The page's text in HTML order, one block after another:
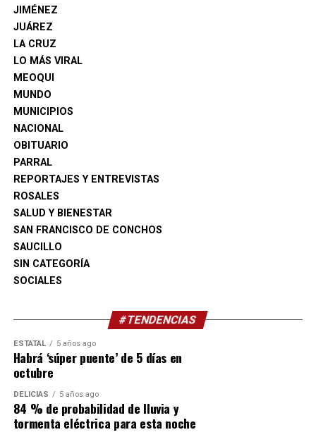
JIMÉNEZ
JUÁREZ
LA CRUZ
LO MÁS VIRAL
MEOQUI
MUNDO
MUNICIPIOS
NACIONAL
OBITUARIO
PARRAL
REPORTAJES Y ENTREVISTAS
ROSALES
SALUD Y BIENESTAR
SAN FRANCISCO DE CONCHOS
SAUCILLO
SIN CATEGORÍA
SOCIALES
#TENDENCIAS
ESTATAL 5 años ago
Habrá ‘súper puente’ de 5 días en
octubre
DELICIAS 5 años ago
84 % de probabilidad de lluvia y
tormenta eléctrica para esta noche